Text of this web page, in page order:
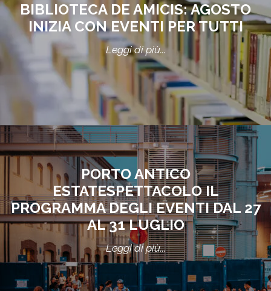
BIBLIOTECA DE AMICIS: AGOSTO
INIZIA CON EVENTI PER TUTTI
Leggi di più...
PORTO ANTICO
ESTATESPETTACOLO IL
PROGRAMMA DEGLI EVENTI DAL 27
AL 31 LUGLIO
Leggi di più...